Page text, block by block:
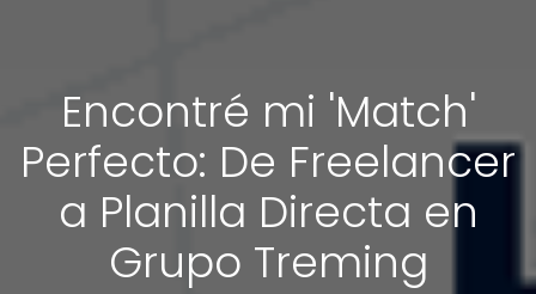
Encontré mi 'Match'
Perfecto: De Freelancer
a Planilla Directa en
Grupo Treming